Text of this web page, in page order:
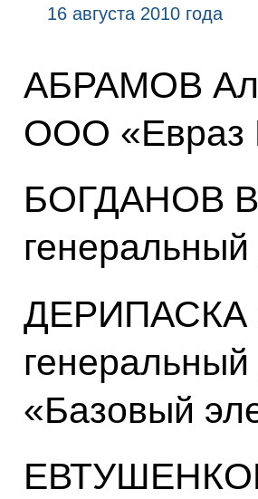
16 августа 2010 года
АБРАМОВ
ООО «Евраз
БОГДАНОВ
ДЕРИПАСКА
«Базовый